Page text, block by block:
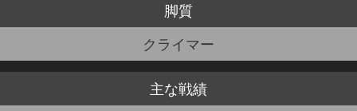
脚質
クライマー
主な戦績